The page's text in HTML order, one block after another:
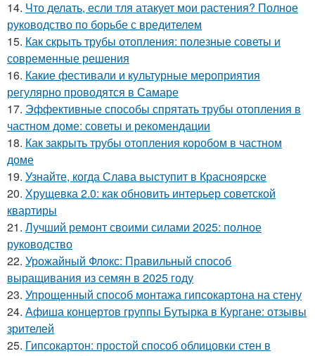
14. Что делать, если тля атакует мои растения? Полное
руководство по борьбе с вредителем
15. Как скрыть трубы отопления: полезные советы и
современные решения
16. Какие фестивали и культурные мероприятия
регулярно проводятся в Самаре
17. Эффективные способы спрятать трубы отопления в
частном доме: советы и рекомендации
18. Как закрыть трубы отопления коробом в частном
доме
19. Узнайте, когда Слава выступит в Красноярске
20. Хрущевка 2.0: как обновить интерьер советской
квартиры
21. Лучший ремонт своими силами 2025: полное
руководство
22. Урожайный Флокс: Правильный способ
выращивания из семян в 2025 году
23. Упрощенный способ монтажа гипсокартона на стену
24. Афиша концертов группы Бутырка в Кургане: отзывы
зрителей
25. Гипсокартон: простой способ облицовки стен в